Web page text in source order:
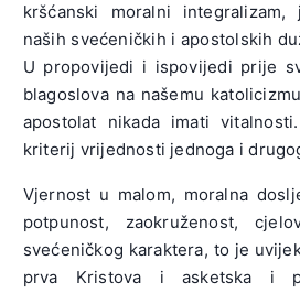
kršćanski moralni
naših svećeničkih i apostolskih
U propovijedi i ispovijedi prije
blagoslova na našemu
apostolat nikada imati
kriterij vrijednosti jednoga i
Vjernost u malom, moralna
potpunost, zaokruženost,
svećeničkog karaktera, to je
prva Kristova i asketska i